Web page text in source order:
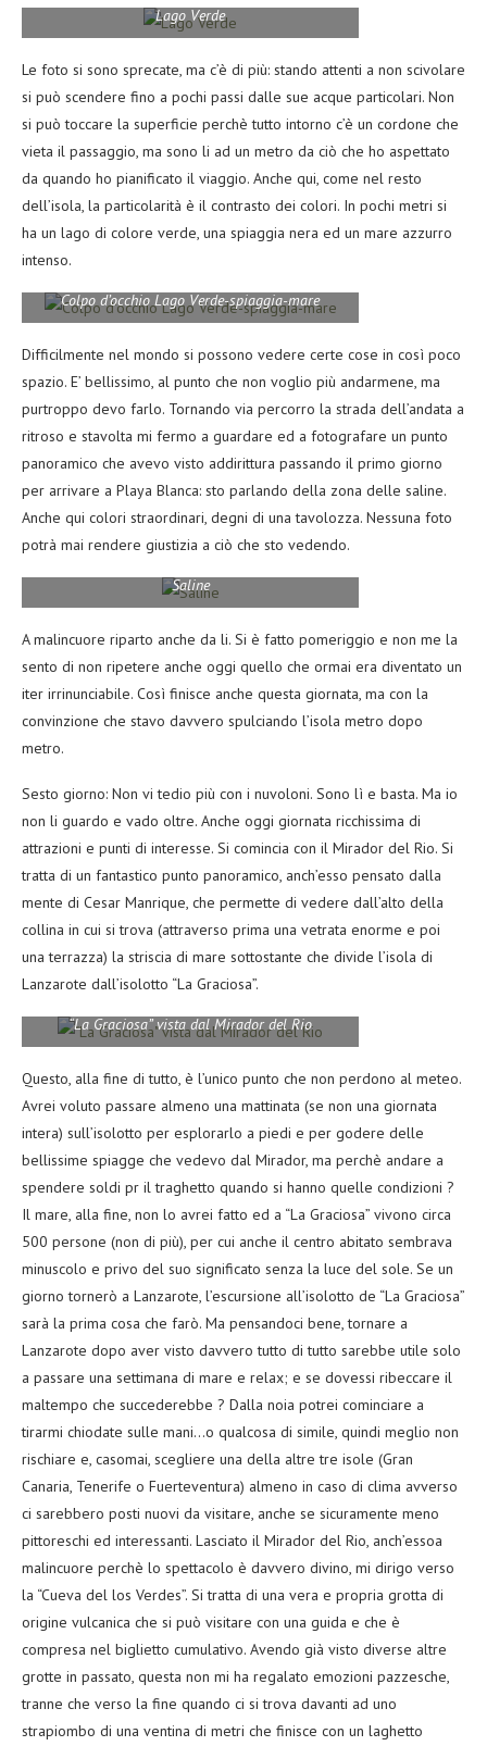
Lago Verde
Le foto si sono sprecate, ma c’è di più: stando attenti a non scivolare
si può scendere fino a pochi passi dalle sue acque particolari. Non
si può toccare la superficie perchè tutto intorno c’è un cordone che
vieta il passaggio, ma sono li ad un metro da ciò che ho aspettato
da quando ho pianificato il viaggio. Anche qui, come nel resto
dell’isola, la particolarità è il contrasto dei colori. In pochi metri si
ha un lago di colore verde, una spiaggia nera ed un mare azzurro
intenso.
Colpo d’occhio Lago Verde-spiaggia-mare
Difficilmente nel mondo si possono vedere certe cose in così poco
spazio. E’ bellissimo, al punto che non voglio più andarmene, ma
purtroppo devo farlo. Tornando via percorro la strada dell’andata a
ritroso e stavolta mi fermo a guardare ed a fotografare un punto
panoramico che avevo visto addirittura passando il primo giorno
per arrivare a Playa Blanca: sto parlando della zona delle saline.
Anche qui colori straordinari, degni di una tavolozza. Nessuna foto
potrà mai rendere giustizia a ciò che sto vedendo.
Saline
A malincuore riparto anche da li. Si è fatto pomeriggio e non me la
sento di non ripetere anche oggi quello che ormai era diventato un
iter irrinunciabile. Così finisce anche questa giornata, ma con la
convinzione che stavo davvero spulciando l’isola metro dopo
metro.
Sesto giorno: Non vi tedio più con i nuvoloni. Sono lì e basta. Ma io
non li guardo e vado oltre. Anche oggi giornata ricchissima di
attrazioni e punti di interesse. Si comincia con il Mirador del Rio. Si
tratta di un fantastico punto panoramico, anch’esso pensato dalla
mente di Cesar Manrique, che permette di vedere dall’alto della
collina in cui si trova (attraverso prima una vetrata enorme e poi
una terrazza) la striscia di mare sottostante che divide l’isola di
Lanzarote dall’isolotto “La Graciosa”.
“La Graciosa” vista dal Mirador del Rio
Questo, alla fine di tutto, è l’unico punto che non perdono al meteo.
Avrei voluto passare almeno una mattinata (se non una giornata
intera) sull’isolotto per esplorarlo a piedi e per godere delle
bellissime spiagge che vedevo dal Mirador, ma perchè andare a
spendere soldi pr il traghetto quando si hanno quelle condizioni ?
Il mare, alla fine, non lo avrei fatto ed a “La Graciosa” vivono circa
500 persone (non di più), per cui anche il centro abitato sembrava
minuscolo e privo del suo significato senza la luce del sole. Se un
giorno tornerò a Lanzarote, l’escursione all’isolotto de “La Graciosa”
sarà la prima cosa che farò. Ma pensandoci bene, tornare a
Lanzarote dopo aver visto davvero tutto di tutto sarebbe utile solo
a passare una settimana di mare e relax; e se dovessi ribeccare il
maltempo che succederebbe ? Dalla noia potrei cominciare a
tirarmi chiodate sulle mani…o qualcosa di simile, quindi meglio non
rischiare e, casomai, scegliere una della altre tre isole (Gran
Canaria, Tenerife o Fuerteventura) almeno in caso di clima avverso
ci sarebbero posti nuovi da visitare, anche se sicuramente meno
pittoreschi ed interessanti. Lasciato il Mirador del Rio, anch’essoa
malincuore perchè lo spettacolo è davvero divino, mi dirigo verso
la “Cueva del los Verdes”. Si tratta di una vera e propria grotta di
origine vulcanica che si può visitare con una guida e che è
compresa nel biglietto cumulativo. Avendo già visto diverse altre
grotte in passato, questa non mi ha regalato emozioni pazzesche,
tranne che verso la fine quando ci si trova davanti ad uno
strapiombo di una ventina di metri che finisce con un laghetto